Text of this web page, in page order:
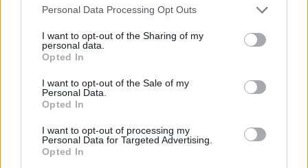
Please note that this website/app uses one or more Google
not limited to your visit or usage behaviour. You may click to
grant or deny consent to Google and its third-party tags to
use your data for below specified purposes in below Google
consent section.
Personal Data Processing Opt Outs
I want to opt-out of the Sharing of my
personal data.
Opted In
I want to opt-out of the Sale of my
Personal Data.
Opted In
I want to opt-out of processing my
Personal Data for Targeted Advertising.
Opted In